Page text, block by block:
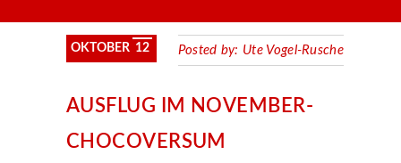
OKTOBER 12 Posted by: Ute Vogel-Rusche
AUSFLUG IM NOVEMBER-
CHOCOVERSUM